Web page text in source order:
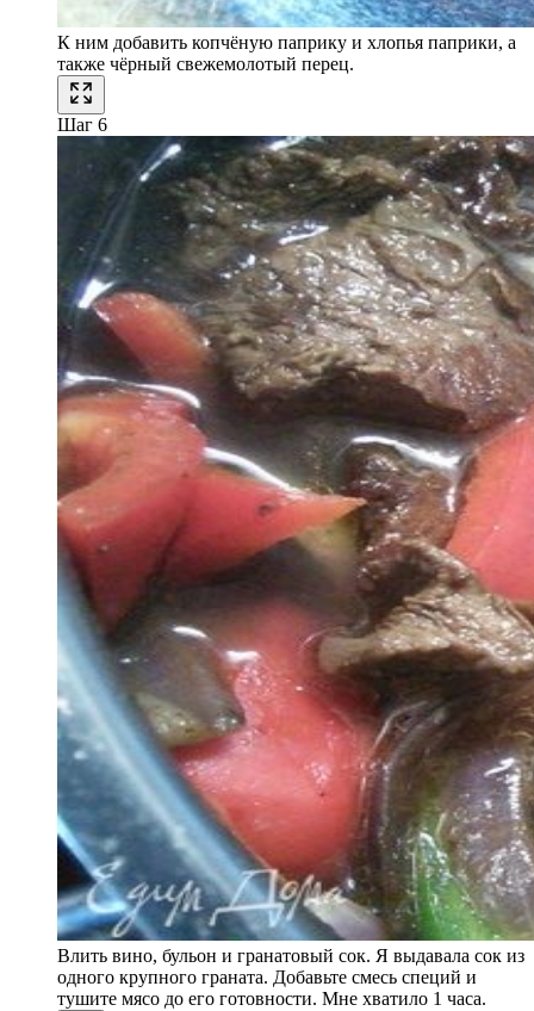
К ним добавить копчёную паприку и хлопья паприки, а
также чёрный свежемолотый перец.
Шаг 6
Влить вино, бульон и гранатовый сок. Я выдавала сок из
одного крупного граната. Добавьте смесь специй и
тушите мясо до его готовности. Мне хватило 1 часа.